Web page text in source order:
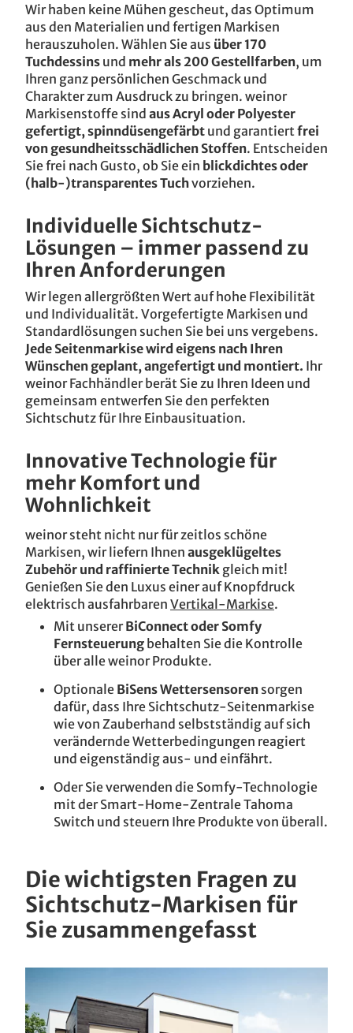
Wir haben keine Mühen gescheut, das Optimum
aus den Materialien und fertigen Markisen
herauszuholen. Wählen Sie aus über 170
Tuchdessins und mehr als 200 Gestellfarben, um
Ihren ganz persönlichen Geschmack und
Charakter zum Ausdruck zu bringen. weinor
Markisenstoffe sind aus Acryl oder Polyester
gefertigt, spinndüsengefärbt und garantiert frei
von gesundheitsschädlichen Stoffen. Entscheiden
Sie frei nach Gusto, ob Sie ein blickdichtes oder
(halb-)transparentes Tuchvorziehen.
Individuelle Sichtschutz-
Lösungen – immer passend zu
Ihren Anforderungen
Wir legen allergrößten Wert auf hohe Flexibilität
und Individualität. Vorgefertigte Markisen und
Standardlösungen suchen Sie bei uns vergebens.
Jede Seitenmarkise wird eigens nach Ihren
Wünschen geplant, angefertigt und montiert. Ihr
weinor Fachhändler berät Sie zu Ihren Ideen und
gemeinsam entwerfen Sie den perfekten
Sichtschutz für Ihre Einbausituation.
Innovative Technologie für
mehr Komfort und
Wohnlichkeit
weinor steht nicht nur für zeitlos schöne
Markisen, wir liefern Ihnen ausgeklügeltes
Zubehör und raffinierte Technik gleich mit!
Genießen Sie den Luxus einer auf Knopfdruck
elektrisch ausfahrbaren Vertikal-Markise.
Mit unsererBiConnect oder Somfy
Fernsteuerung behalten Sie die Kontrolle
über alle weinor Produkte.
Optionale BiSens Wettersensoren sorgen
dafür, dass Ihre Sichtschutz-Seitenmarkise
wie von Zauberhand selbstständig auf sich
verändernde Wetterbedingungen reagiert
und eigenständig aus- und einfährt.
Oder Sie verwenden die Somfy-Technologie
mit der Smart-Home-Zentrale Tahoma
Switch und steuern Ihre Produkte von überall.
Die wichtigsten Fragen zu
Sichtschutz-Markisen für
Sie zusammengefasst